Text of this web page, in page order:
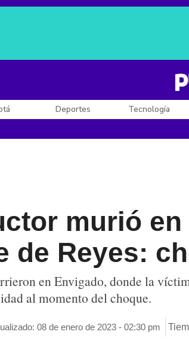
Posesión de De la
Deportes Tecnología
murió
de Reyes:
en Envigado, donde la
al momento del choque.
08 de enero de 2023 - 02:30 pm